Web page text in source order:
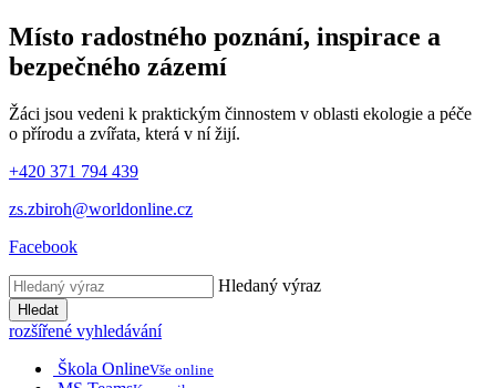
Místo radostného poznání, inspirace a
bezpečného zázemí
Žáci jsou vedeni k praktickým činnostem v oblasti ekologie a péče
o přírodu a zvířata, která v ní žijí.
+420 371 794 439
zs.zbiroh@worldonline.cz
Facebook
Hledaný výraz
Hledat
rozšířené vyhledávání
Škola OnlineVše online